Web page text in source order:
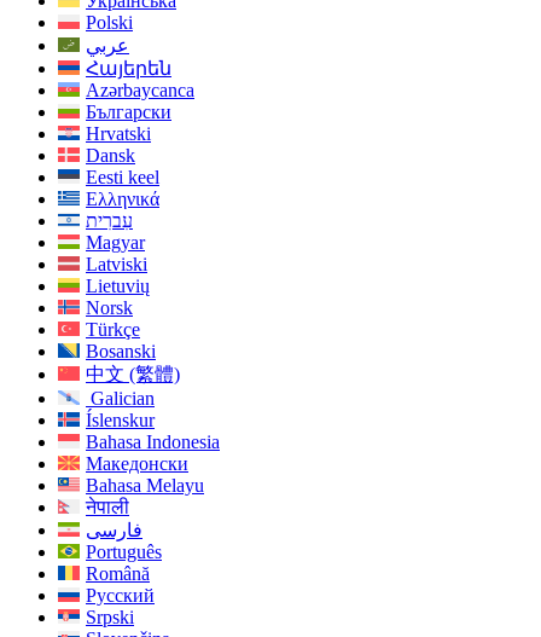
Polski
عربي
Հայերեն
Azərbaycanca
Български
Hrvatski
Dansk
Eesti keel
Ελληνικά
עִברִית
Magyar
Latviski
Lietuvių
Norsk
Türkçe
Bosanski
中文 (繁體)
Galician
Íslenskur
Bahasa Indonesia
Македонски
Bahasa Melayu
नेपाली
فارسی
Português
Română
Русский
Srpski